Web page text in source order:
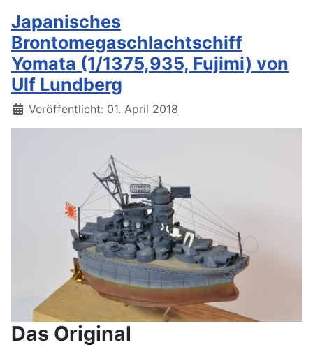
Japanisches
Brontomegaschlachtschiff
Yomata (1/1375,935, Fujimi) von
Ulf Lundberg
Details
Veröffentlicht: 01. April 2018
Das Original